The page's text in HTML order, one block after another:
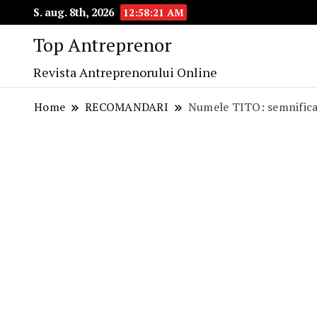
S. aug. 8th, 2026 12:58:22 AM
Top Antreprenor
Revista Antreprenorului Online
Home RECOMANDARI Numele TITO: